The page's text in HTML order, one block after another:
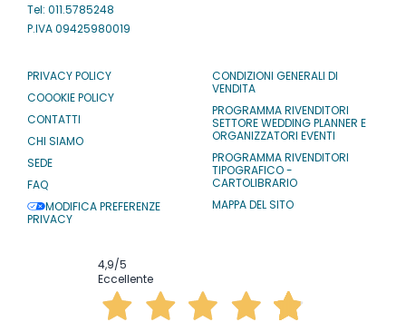
Tel: 011.5785248
P.IVA 09425980019
PRIVACY POLICY
COOOKIE POLICY
CONTATTI
CHI SIAMO
SEDE
FAQ
MODIFICA PREFERENZE
PRIVACY
CONDIZIONI GENERALI DI
VENDITA
PROGRAMMA RIVENDITORI
SETTORE WEDDING PLANNER E
ORGANIZZATORI EVENTI
PROGRAMMA RIVENDITORI
TIPOGRAFICO -
CARTOLIBRARIO
MAPPA DEL SITO
4,9/5
Eccellente